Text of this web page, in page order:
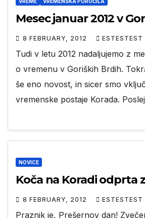
Mesec januar 2012 v
8 FEBRUARY, 2012 ESTESTEST
Tudi v letu 2012 nadaljujemo z
o vremenu v Goriških Brdih.
še eno novost, in sicer smo
vremenske postaje Korada.
NOVICE
Koča na Koradi odprta
8 FEBRUARY, 2012 ESTESTEST
Praznik je, Prešernov dan!